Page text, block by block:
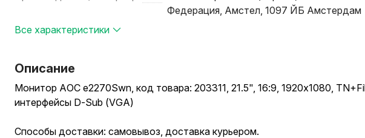
Федерация, Амстел, 1097 ЙБ Амстердам
Все характеристики
Описание
Монитор AOC e2270Swn, код товара: 203311, 21.5", 16:9, 1920x1080,
интерфейсы D-Sub (VGA)
Способы доставки: самовывоз, доставка курьером.